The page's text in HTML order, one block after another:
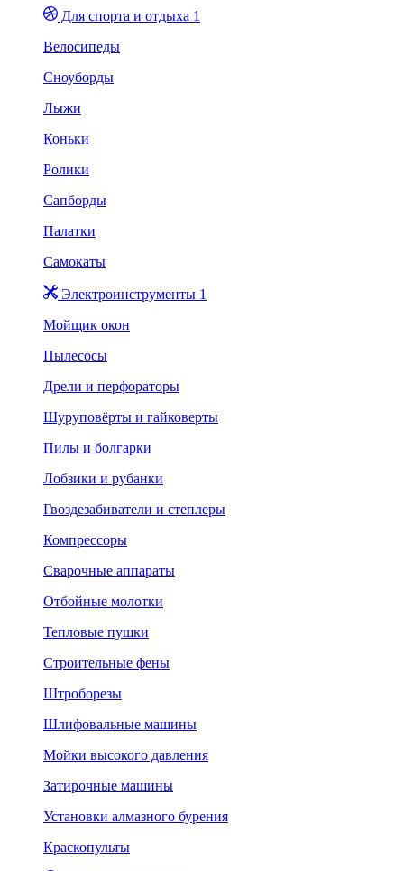
Для спорта и отдыха 1
Велосипеды
Сноуборды
Лыжи
Коньки
Ролики
Сапборды
Палатки
Самокаты
Электроинструменты 1
Мойщик окон
Пылесосы
Дрели и перфораторы
Шуруповёрты и гайковерты
Пилы и болгарки
Лобзики и рубанки
Гвоздезабиватели и степлеры
Компрессоры
Сварочные аппараты
Отбойные молотки
Тепловые пушки
Строительные фены
Штроборезы
Шлифовальные машины
Мойки высокого давления
Затирочные машины
Установки алмазного бурения
Краскопульты